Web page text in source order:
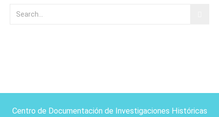
Centro de Documentación de Investigaciones Históricas